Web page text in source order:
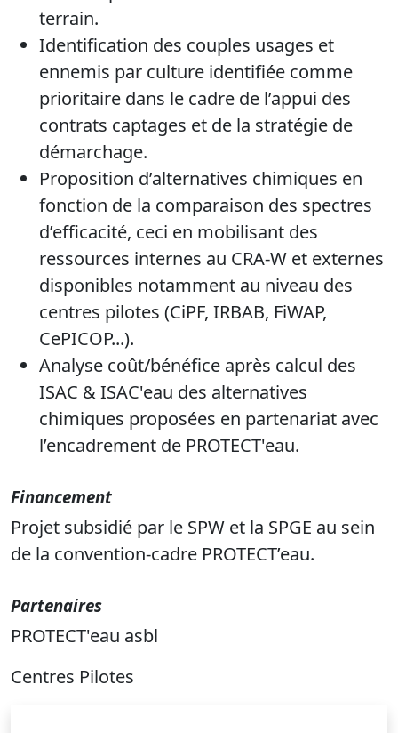
terrain.
Identification des couples usages et
ennemis par culture identifiée comme
prioritaire dans le cadre de l’appui des
contrats captages et de la stratégie de
démarchage.
Proposition d’alternatives chimiques en
fonction de la comparaison des spectres
d’efficacité, ceci en mobilisant des
ressources internes au CRA-W et externes
disponibles notamment au niveau des
centres pilotes (CiPF, IRBAB, FiWAP,
CePICOP...).
Analyse coût/bénéfice après calcul des
ISAC & ISAC'eau des alternatives
chimiques proposées en partenariat avec
l’encadrement de PROTECT'eau.
Financement
Projet subsidié par le SPW et la SPGE au sein
de la convention-cadre PROTECT’eau.
Partenaires
PROTECT'eau asbl
Centres Pilotes